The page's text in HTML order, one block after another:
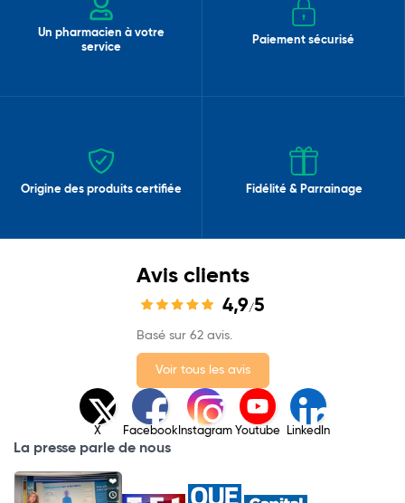
Un pharmacien à votre
service
Paiement sécurisé
Origine des produits certifiée Fidélité & Parrainage
Avis clients
4,9/5
Basé sur 62 avis.
Voir tous les avis
X Facebook Instagram Youtube LinkedIn
La presse parle de nous